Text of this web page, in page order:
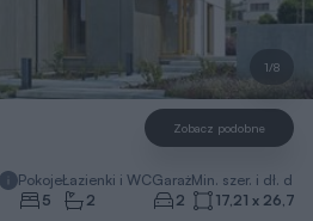
1/8
Zobacz podobne
Pokoje
5
Łazienki i WC
2
Garaż
2
Min. szer. i dł.
17,21 x 26,71